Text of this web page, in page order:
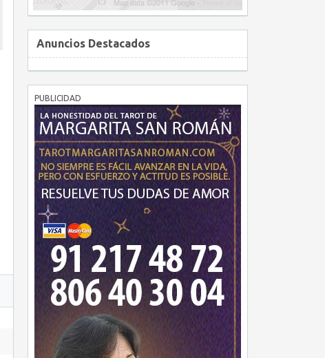
Anuncios Destacados
PUBLICIDAD